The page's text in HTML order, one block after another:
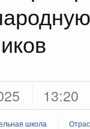
13:20
школа